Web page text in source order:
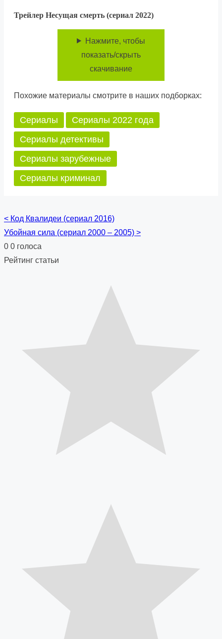
Трейлер Несущая смерть (сериал 2022)
Нажмите, чтобы
показать/скрыть
скачивание
Похожие материалы смотрите в наших подборках:
Сериалы
Сериалы 2022 года
Сериалы детективы
Сериалы зарубежные
Сериалы криминал
Posts
navigation
< Код Квалидеи (сериал 2016)
Убойная сила (сериал 2000 – 2005) >
0 0 голоса
Рейтинг статьи